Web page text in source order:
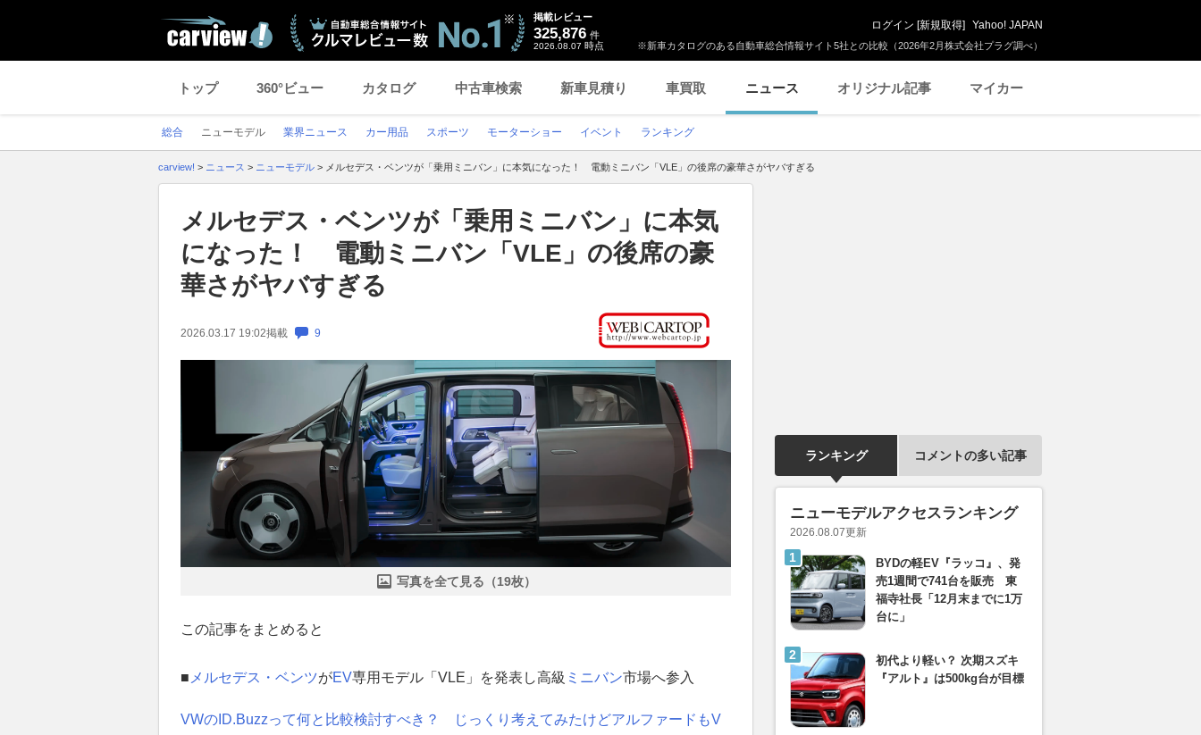
※新車カタログのある自動車総合情報サイト5社との比較（2026年2月株式会社プラグ調べ）
掲載レビュー
325,876 件
2026.08.07 時点
ログイン [新規取得] Yahoo! JAPAN
トップ 360°ビュー カタログ 中古車検索 新車見積り 車買取 ニュース オリジナル記事 マイカー
総合 ニューモデル 業界ニュース カー用品 スポーツ モーターショー イベント ランキング
carview! > ニュース > ニューモデル > メルセデス・ベンツが「乗用ミニバン」に本気になった！ 電動ミニバン「VLE」の後席の豪華さがヤバすぎる
メルセデス・ベンツが「乗用ミニバン」に本気
になった！ 電動ミニバン「VLE」の後席の豪
華さがヤバすぎる
2026.03.17 19:02掲載 9
写真を全て見る（19枚）
この記事をまとめると
■ メルセデス・ベンツがEV専用モデル「VLE」を発表し高級 ミニバン市場へ参入
VWのID.Buzzって何と比較検討すべき？ じっくり考えてみたけどアルファードもV
ランキング コメントの多い記事
ニューモデルアクセスランキング
2026.08.07更新
BYDの軽EV『ラッコ』、発
売1週間で741台を販売 東
福寺社長「12月末までに1万
台に」
初代より軽い？ 次期スズキ
『アルト』は500kg台が目標